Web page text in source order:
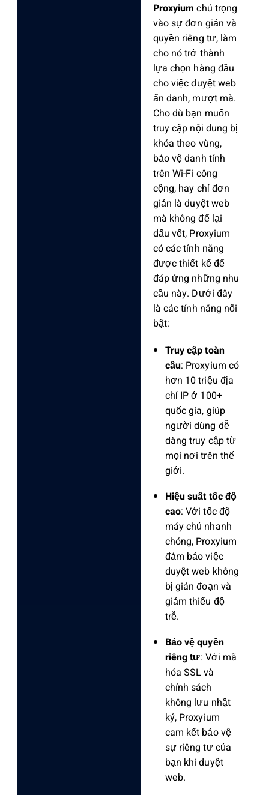
Proxyium chú trọng
vào sự đơn giản và
quyền riêng tư, làm
cho nó trở thành
lựa chọn hàng đầu
cho việc duyệt web
ẩn danh, mượt mà.
Cho dù bạn muốn
truy cập nội dung bị
khóa theo vùng,
bảo vệ danh tính
trên Wi-Fi công
cộng, hay chỉ đơn
giản là duyệt web
mà không để lại
dấu vết, Proxyium
có các tính năng
được thiết kế để
đáp ứng những nhu
cầu này. Dưới đây
là các tính năng nổi
bật:
Truy cập toàn
cầu: Proxyium có
hơn 10 triệu địa
chỉ IP ở 100+
quốc gia, giúp
người dùng dễ
dàng truy cập từ
mọi nơi trên thế
giới.
Hiệu suất tốc độ
cao: Với tốc độ
máy chủ nhanh
chóng, Proxyium
đảm bảo việc
duyệt web không
bị gián đoạn và
giảm thiểu độ
trễ.
Bảo vệ quyền
riêng tư: Với mã
hóa SSL và
chính sách
không lưu nhật
ký, Proxyium
cam kết bảo vệ
sự riêng tư của
bạn khi duyệt
web.